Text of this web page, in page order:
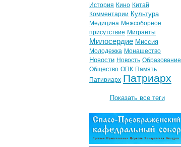
История Кино Китай
Комментарии Культура
Медицина Межсоборное
присутствие Мигранты
Милосердие Миссия
Молодежка Монашество
Новости Новость Образование
Общество ОПК Память
Патириарх Патриарх
Показать все теги